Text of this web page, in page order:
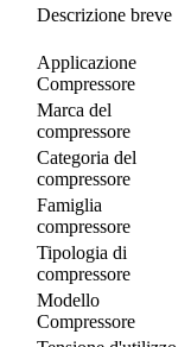
Descrizione breve
Applicazione
Compressore
Marca del
compressore
Categoria del
compressore
Famiglia
compressore
Tipologia di
compressore
Modello
Compressore